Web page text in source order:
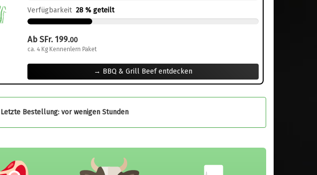
Verfügbarkeit 28 % geteilt
Ab SFr. 199.00
ca. 4 Kg Kennenlern Paket
→ BBQ & Grill Beef entdecken
Letzte Bestellung: vor wenigen Stunden